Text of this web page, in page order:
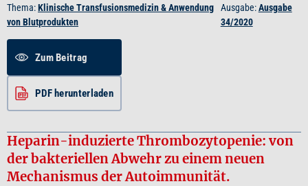
Thema:Klinische Transfusionsmedizin & Anwendung
von Blutprodukten
Ausgabe:Ausgabe
34/2020
Zum Beitrag
PDF herunterladen
Heparin-induzierte Thrombozytopenie: von
der bakteriellen Abwehr zu einem neuen
Mechanismus der Autoimmunität.